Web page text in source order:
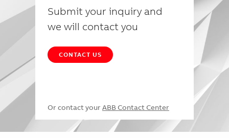
Submit your inquiry and
we will contact you
CONTACT US
Or contact your ABB Contact Center